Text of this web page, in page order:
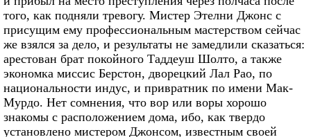
того, как подняли тревогу. Мистер Этелни Джонс с
присущим ему профессиональным мастерством сейчас
же взялся за дело, и результаты не замедлили сказаться:
арестован брат покойного Таддеуш Шолто, а также
экономка миссис Берстон, дворецкий Лал Рао, по
национальности индус, и привратник по имени Мак-
Мурдо. Нет сомнения, что вор или воры хорошо
знакомы с расположением дома, ибо, как твердо
установлено мистером Джонсом, известным своей